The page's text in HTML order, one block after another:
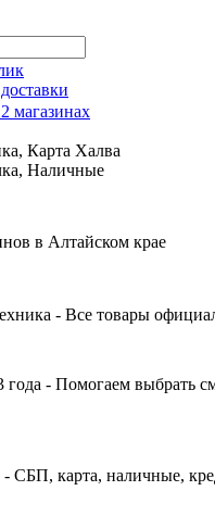
магазинах
Карта Халва
Наличные
в Алтайском крае
- Все товары
года - Помогаем выбрать
- СБП, карта, наличные,